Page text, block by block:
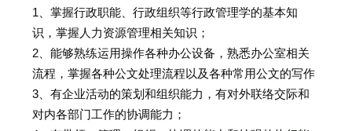
1、掌握行政职能、行政组织等行政管理学的基本知
识，掌握人力资源管理相关知识；
2、能够熟练运用操作各种办公设备，熟悉办公室相关
流程，掌握各种公文处理流程以及各种常用公文的写作
3、有企业活动的策划和组织能力，有对外联络交际和
对内各部门工作的协调能力；